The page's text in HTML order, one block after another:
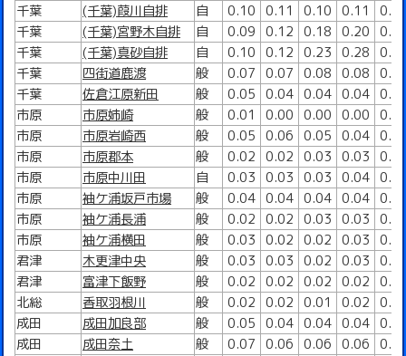
千葉
(千葉)葭川自排 自 0.10 0.11 0.10 0.11
千葉
(千葉)宮野木自排 自 0.09 0.12 0.18 0.20
千葉
(千葉)真砂自排 自 0.10 0.12 0.23 0.28
千葉
四街道鹿渡 般 0.07 0.07 0.08 0.08
千葉
佐倉江原新田 般 0.05 0.04 0.04 0.04
市原
市原姉崎 般 0.01 0.00 0.00 0.00
市原
市原岩崎西 般 0.05 0.06 0.05 0.04
市原
市原郡本 般 0.02 0.02 0.03 0.03
市原
市原中川田 自 0.03 0.03 0.03 0.04
市原
袖ケ浦坂戸市場 般 0.04 0.04 0.04 0.04
市原
袖ケ浦長浦 般 0.02 0.02 0.03 0.03
市原
袖ケ浦横田 般 0.03 0.02 0.02 0.03
君津
木更津中央 般 0.03 0.03 0.02 0.03
君津
富津下飯野 般 0.02 0.02 0.02 0.02
北総
香取羽根川 般 0.02 0.02 0.01 0.02
成田
成田加良部 般 0.05 0.04 0.04 0.04
成田
成田奈土 般 0.07 0.06 0.06 0.06